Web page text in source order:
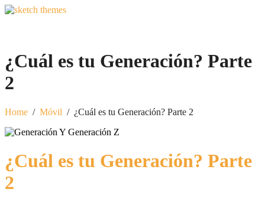
¿Cuál es tu Generación? Parte
2
Home / Móvil / ¿Cuál es tu Generación? Parte 2
¿Cuál es tu Generación? Parte
2